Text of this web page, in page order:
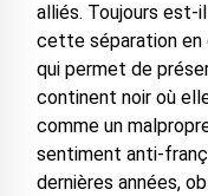
alliés. Toujours est-
cette séparation en
qui permet de
continent noir où
comme un
sentiment anti-
dernières années,